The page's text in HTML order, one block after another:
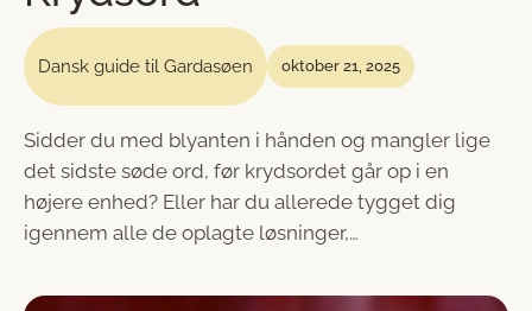
Dansk guide til Gardasøen oktober 21, 2025
Sidder du med blyanten i hånden og mangler lige
det sidste søde ord, før krydsordet går op i en
højere enhed? Eller har du allerede tygget dig
igennem alle de oplagte løsninger,…